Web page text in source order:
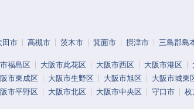
田市 高槻市 茨木市 箕面市 摂津市 三島郡島
福島区 大阪市此花区 大阪市西区 大阪市港区
市東成区 大阪市生野区 大阪市旭区 大阪市城東
市平野区 大阪市北区 大阪市中央区 守口市 枚